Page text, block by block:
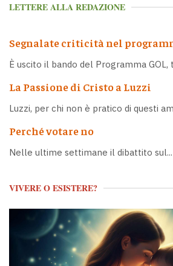
LETTERE ALLA REDAZIONE
Segnalate criticità nel
È uscito il bando del Programma GOL,
La Passione di Cristo a Luzzi
Luzzi, per chi non è pratico di questi
Perché votare no
Nelle ultime settimane il dibattito sul...
VIVERE O ESISTERE?